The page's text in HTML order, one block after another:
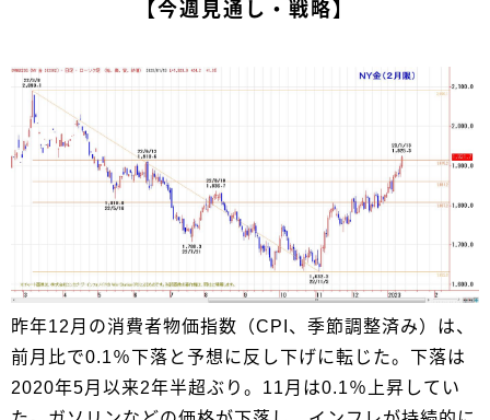
【今週見通し・戦略】
昨年12月の消費者物価指数（CPI、季節調整済み）は、
前月比で0.1％下落と予想に反し下げに転じた。下落は
2020年5月以来2年半超ぶり。11月は0.1％上昇してい